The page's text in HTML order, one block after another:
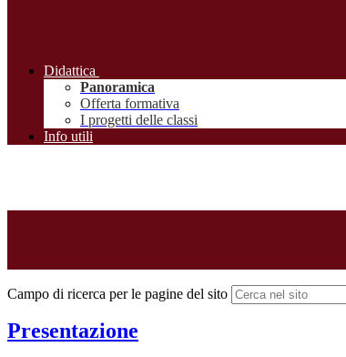
Didattica
Panoramica
Offerta formativa
I progetti delle classi
Info utili
Campo di ricerca per le pagine del sito
Presentazione